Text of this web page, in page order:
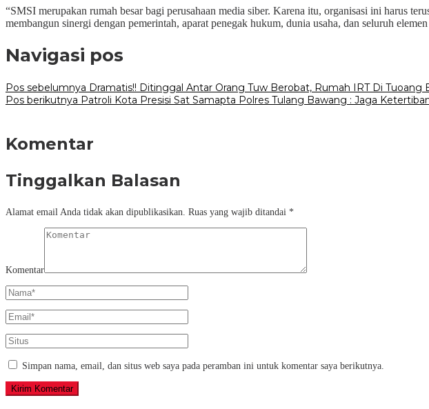
“SMSI merupakan rumah besar bagi perusahaan media siber. Karena itu, organisasi ini harus
membangun sinergi dengan pemerintah, aparat penegak hukum, dunia usaha, dan seluruh
Navigasi pos
Pos sebelumnya Dramatis!! Ditinggal Antar Orang Tuw Berobat, Rumah IRT Di
Pos berikutnya Patroli Kota Presisi Sat Samapta Polres Tulang Bawang : Jaga
Komentar
Tinggalkan Balasan
Alamat email Anda tidak akan dipublikasikan. Ruas yang wajib ditandai *
Komentar
Simpan nama, email, dan situs web saya pada peramban ini untuk komentar saya berikutnya.